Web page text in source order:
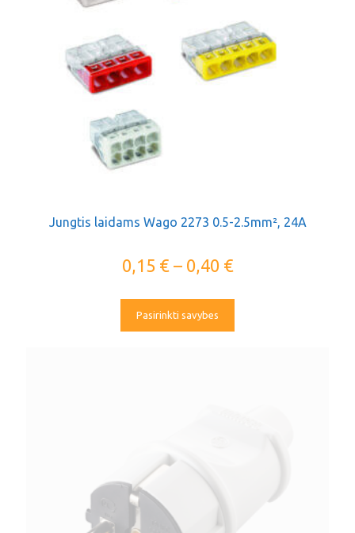
Jungtis laidams Wago 2273 0.5-2.5mm², 24A
0,15 €– 0,40 €
Pasirinkti savybes